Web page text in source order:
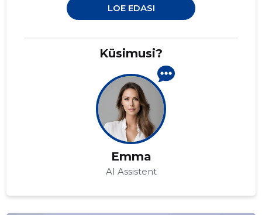
LOE EDASI
Küsimusi?
Emma
AI Assistent